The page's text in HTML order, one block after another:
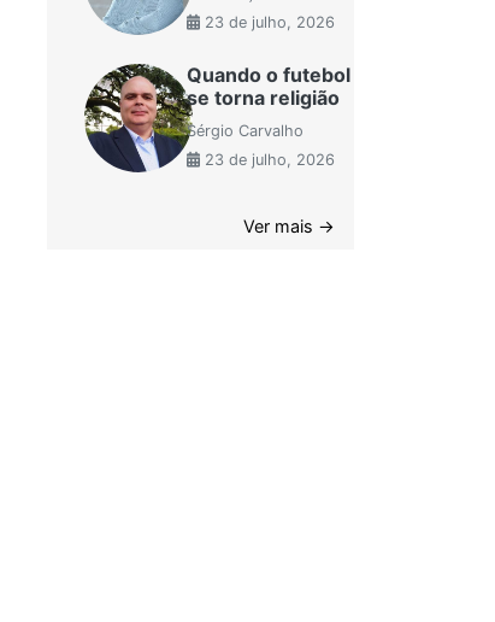
23 de julho, 2026
Quando o futebol
se torna religião
Sérgio Carvalho
23 de julho, 2026
Ver mais →